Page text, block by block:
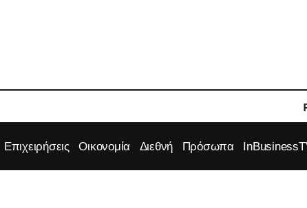
Επιχειρήσεις Οικονομία Διεθνή Πρόσωπα